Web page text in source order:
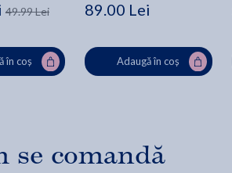
49.99 Lei
în coș
89.00 Lei
Adaugă în coș
se comandă